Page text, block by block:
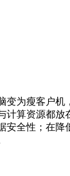
变为瘦客户机
计算资源都放
安全性；在降